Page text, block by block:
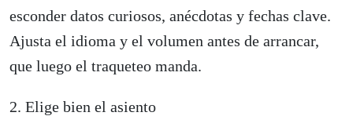
esconder datos curiosos, anécdotas y fechas clave.
Ajusta el idioma y el volumen antes de arrancar,
que luego el traqueteo manda.
2. Elige bien el asiento